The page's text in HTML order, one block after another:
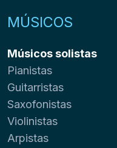
MÚSICOS
Músicos solistas
Pianistas
Guitarristas
Saxofonistas
Violinistas
Arpistas